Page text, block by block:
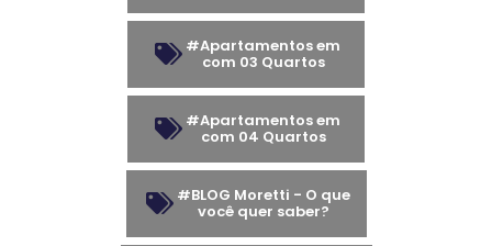
#Apartamentos em
com 03 Quartos
#Apartamentos em
com 04 Quartos
#BLOG Moretti - O que
você quer saber?